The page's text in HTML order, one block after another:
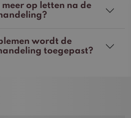
op letten na de
wordt de
toegepast?